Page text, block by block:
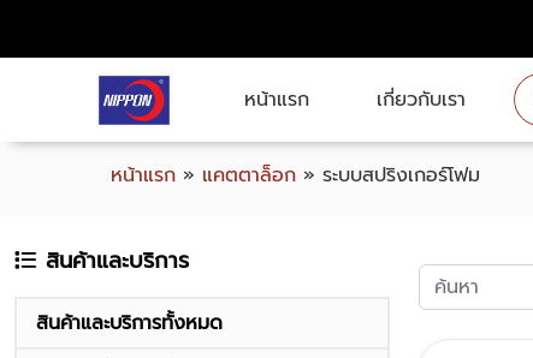
หน้าแรก เกี่ยวกับเรา
หน้าแรก » แคตตาล็อก » ระบบสปริงเกอร์โฟม
สินค้าและบริการ
สินค้าและบริการทั้งหมด